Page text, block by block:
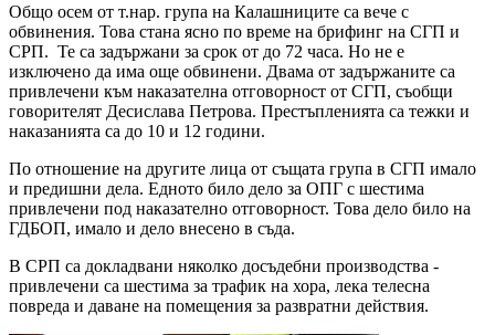
Общо осем от т.нар. група на Калашниците са вече с
обвинения. Това стана ясно по време на брифинг на СГП и
СРП. Те са задържани за срок от до 72 часа. Но не е
изключено да има още обвинени. Двама от задържаните са
привлечени към наказателна отговорност от СГП, съобщи
говорителят Десислава Петрова. Престъпленията са тежки и
наказанията са до 10 и 12 години.
По отношение на другите лица от същата група в СГП имало
и предишни дела. Едното било дело за ОПГ с шестима
привлечени под наказателно отговорност. Това дело било на
ГДБОП, имало и дело внесено в съда.
В СРП са докладвани няколко досъдебни производства -
привлечени са шестима за трафик на хора, лека телесна
повреда и даване на помещения за развратни действия.